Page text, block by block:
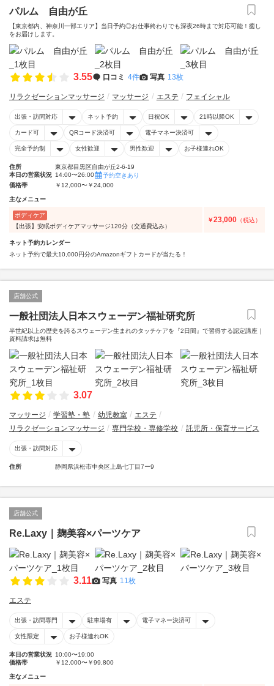
パルム 自由が丘
【東京都内、神奈川一部エリア】当日予約◎お仕事終わりでも深夜26時まで対応可能！癒し
をお届けします。
3.55 口コミ 4件 写真 13枚
リラクゼーションマッサージ マッサージ エステ フェイシャル
出張・訪問対応 ネット予約 日祝OK 21時以降OK
カード可 QRコード決済可 電子マネー決済可
完全予約制 女性歓迎 男性歓迎 お子様連れOK
住所
東京都目黒区自由が丘2-6-19
本日の営業状況 14:00〜26:00
予約空きあり
価格帯
￥12,000〜￥24,000
主なメニュー
ボディケア
【出張】安眠ボディケアマッサージ120分（交通費込み）
￥23,000 （税込）
ネット予約カレンダー
ネット予約で最大10,000円分のAmazonギフトカードが当たる！
店舗公式
一般社団法人日本スウェーデン福祉研究所
半世紀以上の歴史を誇るスウェーデン生まれのタッチケアを『2日間』で習得する認定講座｜
資料請求は無料
3.07
マッサージ 学習塾・塾 幼児教室
エステ
リラクゼーションマッサージ
専門学校・専修学校 託児所・保育サービス
出張・訪問対応
住所 静岡県浜松市中央区上島七丁目7ー9
店舗公式
Re.Laxy｜麹美容×パーツケア
3.11 写真 11枚
エステ
出張・訪問専門 駐車場有 電子マネー決済可
女性限定 お子様連れOK
本日の営業状況 10:00〜19:00
価格帯
￥12,000〜￥99,800
主なメニュー